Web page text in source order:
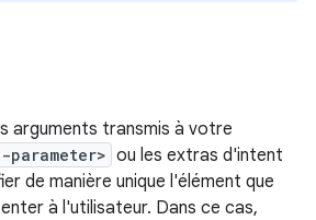
arguments transmis à votre
parameter> ou les extras d'intent
de manière unique l'élément que
à l'utilisateur. Dans ce cas,